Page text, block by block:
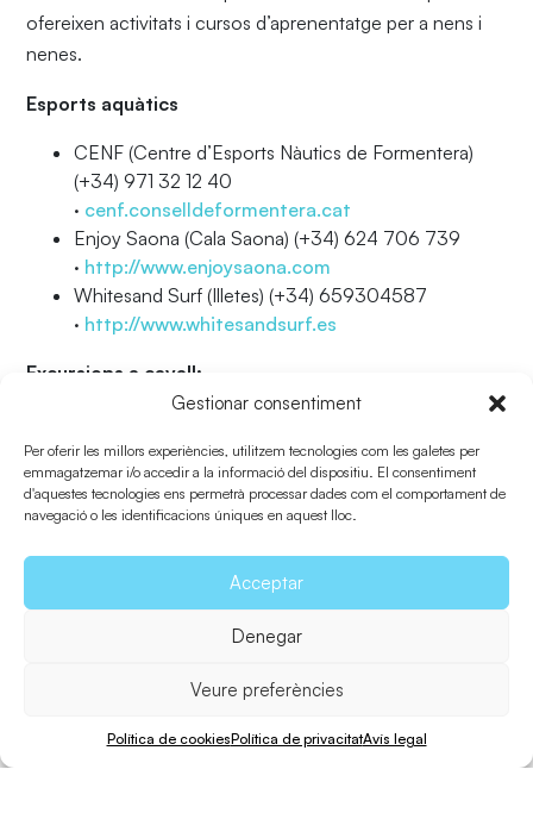
Gestionar consentiment
Per oferir les millors experiències, utilitzem tecnologies com les galetes per
emmagatzemar i/o accedir a la informació del dispositiu. El consentiment
d'aquestes tecnologies ens permetrà processar dades com el comportament de
navegació o les identificacions úniques en aquest lloc.
Acceptar
Denegar
Veure preferències
Política de cookiesPolítica de privacitatAvís legal
ofereixen activitats i cursos d’aprenentatge per a nens i
nenes.
Esports aquàtics
CENF (Centre d’Esports Nàutics de Formentera)
(+34) 971 32 12 40
· cenf.conselldeformentera.cat
Enjoy Saona (Cala Saona) (+34) 624 706 739
· http://www.enjoysaona.com
Whitesand Surf (Illetes) (+34) 659304587
· http://www.whitesandsurf.es
Excursions a cavall:
www.rutasesboixets.com
Passejades en bici i petites caminades al mapa de
rutes verdes que pots descarregar-te
– Tel. 971322105 |
www.orcasub.com
www.formenteradivers.com